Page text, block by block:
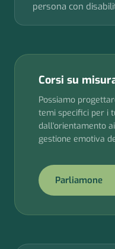
persona con
Corsi su
Possiamo
temi specifici per i
dall'orientamento
gestione emotiva
Parliamone